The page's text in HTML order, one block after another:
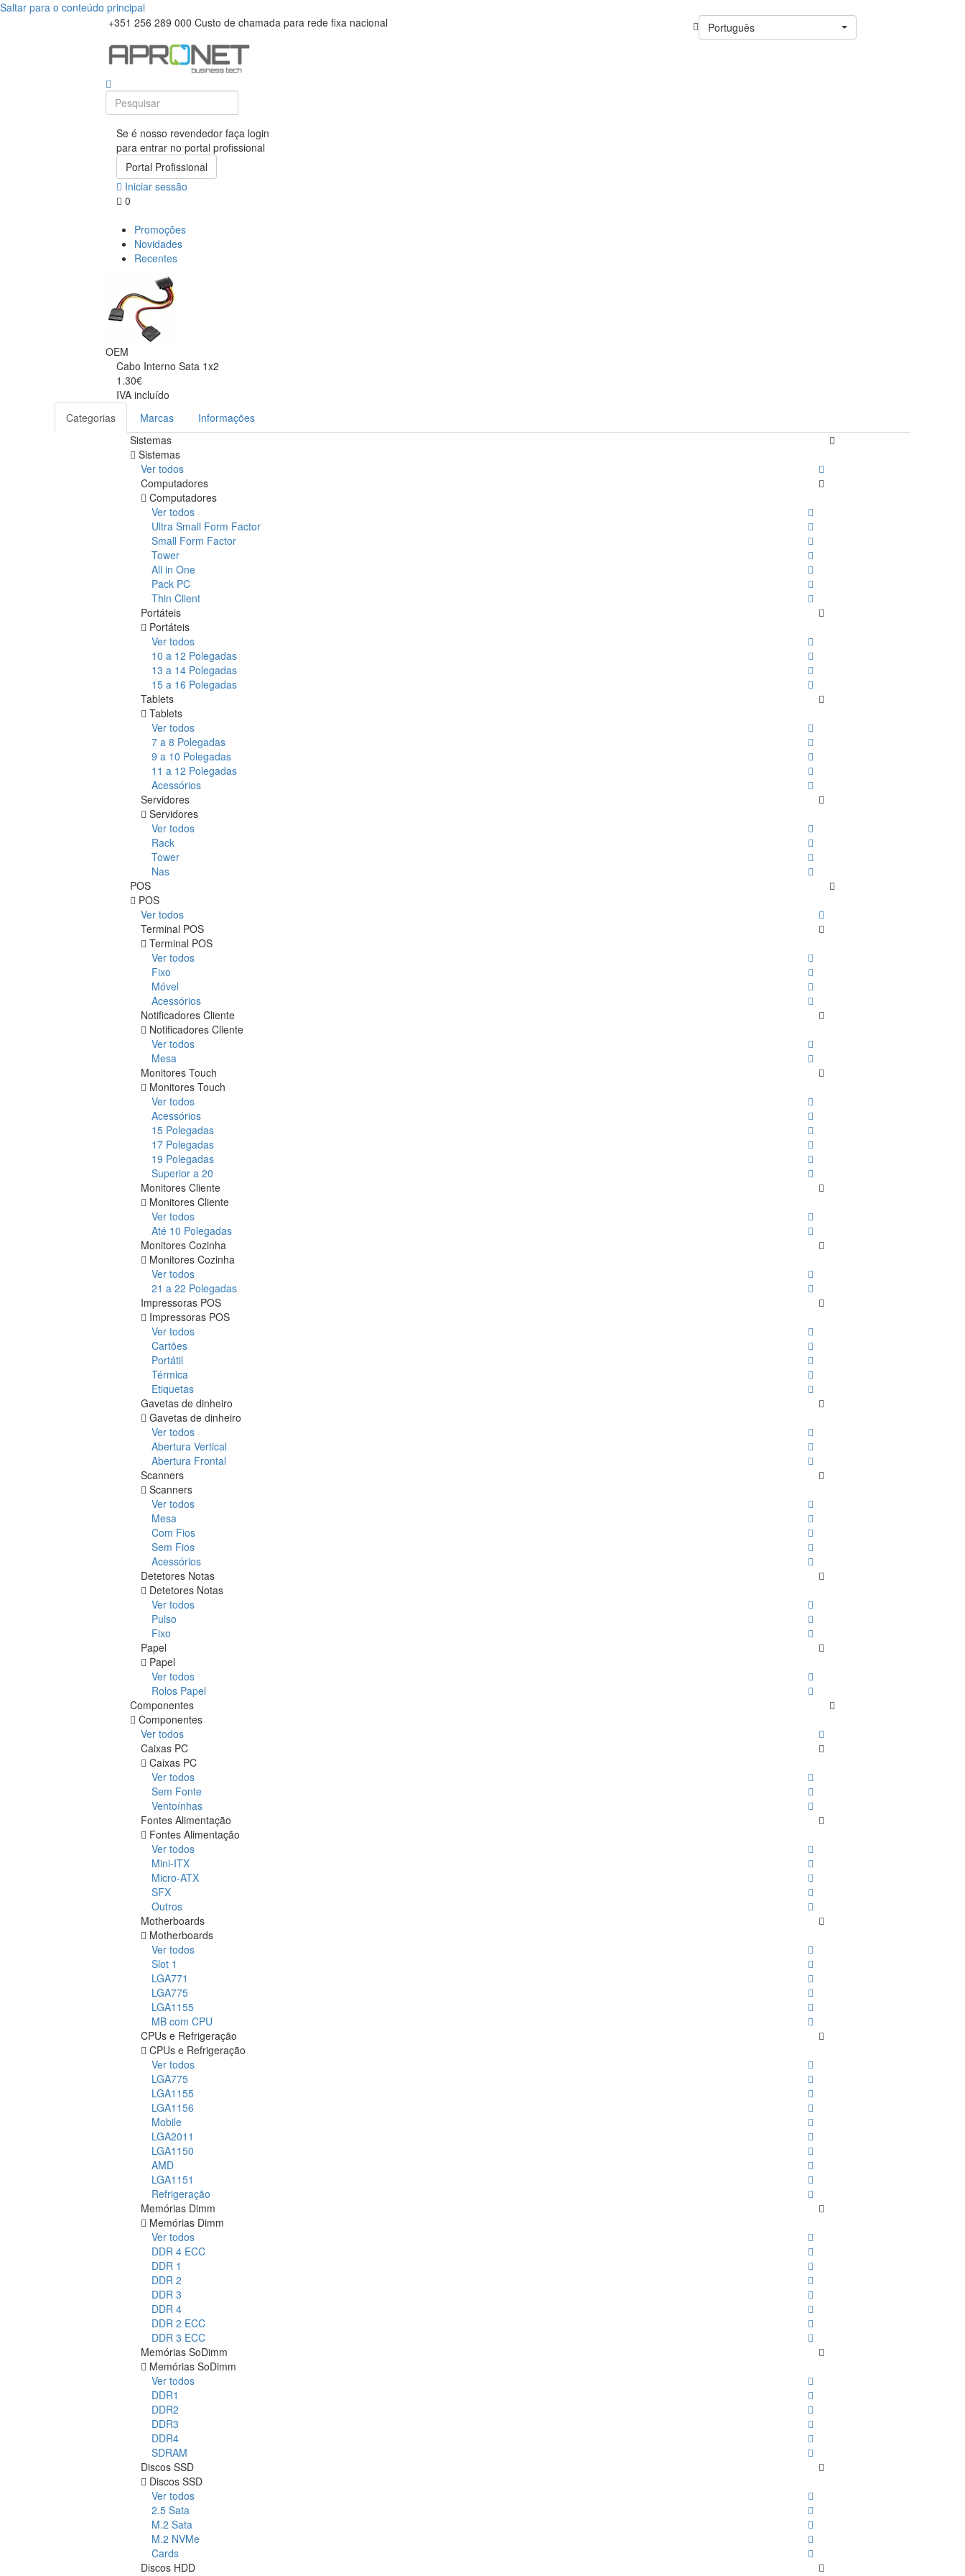
Saltar para o conteúdo principal
+351 256 289 000 Custo de chamada para rede fixa nacional Português
Se é nosso revendedor faça login
para entrar no portal profissional
Portal Profissional
Iniciar sessão
0
Promoções
Novidades
Recentes
OEM
Cabo Interno Sata 1x2
1.30€
IVA incluído
Categorias
Marcas
Informações
Sistemas
Sistemas
Ver todos
Computadores
Computadores
Ver todos
Ultra Small Form Factor
Small Form Factor
Tower
All in One
Pack PC
Thin Client
Portáteis
Portáteis
Ver todos
10 a 12 Polegadas
13 a 14 Polegadas
15 a 16 Polegadas
Tablets
Tablets
Ver todos
7 a 8 Polegadas
9 a 10 Polegadas
11 a 12 Polegadas
Acessórios
Servidores
Servidores
Ver todos
Rack
Tower
Nas
POS
POS
Ver todos
Terminal POS
Terminal POS
Ver todos
Fixo
Móvel
Acessórios
Notificadores Cliente
Notificadores Cliente
Ver todos
Mesa
Monitores Touch
Monitores Touch
Ver todos
Acessórios
15 Polegadas
17 Polegadas
19 Polegadas
Superior a 20
Monitores Cliente
Monitores Cliente
Ver todos
Até 10 Polegadas
Monitores Cozinha
Monitores Cozinha
Ver todos
21 a 22 Polegadas
Impressoras POS
Impressoras POS
Ver todos
Cartões
Portátil
Térmica
Etiquetas
Gavetas de dinheiro
Gavetas de dinheiro
Ver todos
Abertura Vertical
Abertura Frontal
Scanners
Scanners
Ver todos
Mesa
Com Fios
Sem Fios
Acessórios
Detetores Notas
Detetores Notas
Ver todos
Pulso
Fixo
Papel
Papel
Ver todos
Rolos Papel
Componentes
Componentes
Ver todos
Caixas PC
Caixas PC
Ver todos
Sem Fonte
Ventoínhas
Fontes Alimentação
Fontes Alimentação
Ver todos
Mini-ITX
Micro-ATX
SFX
Outros
Motherboards
Motherboards
Ver todos
Slot 1
LGA771
LGA775
LGA1155
MB com CPU
CPUs e Refrigeração
CPUs e Refrigeração
Ver todos
LGA775
LGA1155
LGA1156
Mobile
LGA2011
LGA1150
AMD
LGA1151
Refrigeração
Memórias Dimm
Memórias Dimm
Ver todos
DDR 4 ECC
DDR 1
DDR 2
DDR 3
DDR 4
DDR 2 ECC
DDR 3 ECC
Memórias SoDimm
Memórias SoDimm
Ver todos
DDR1
DDR2
DDR3
DDR4
SDRAM
Discos SSD
Discos SSD
Ver todos
2.5 Sata
M.2 Sata
M.2 NVMe
Cards
Discos HDD